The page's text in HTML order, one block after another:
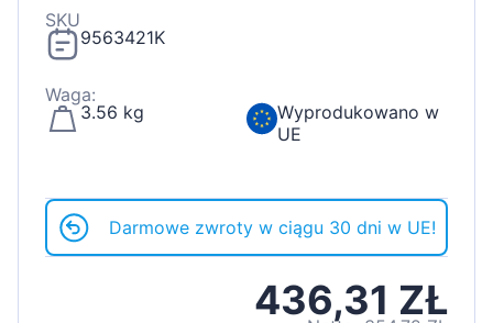
SKU
9563421K
Waga:
3.56 kg
Wyprodukowano w
UE
Darmowe zwroty w ciągu 30 dni w UE!
436,31 ZŁ